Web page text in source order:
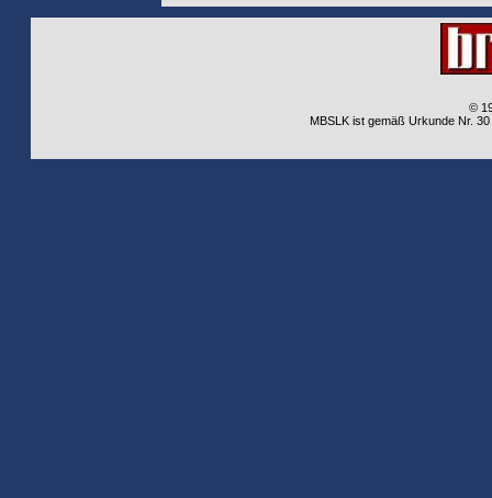
©
MBSLK ist gemäß Urkunde Nr.